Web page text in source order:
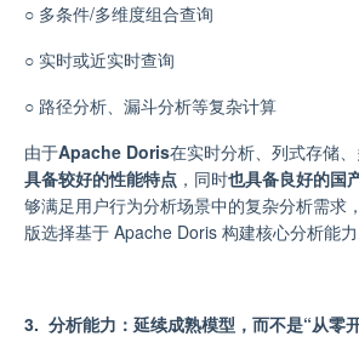
○ 多条件/多维度组合查询
○ 实时或近实时查询
○ 路径分析、漏斗分析等复杂计算
由于Apache Doris在实时分析、列式存储
具备较好的性能特点 ， 同时也具备良好的国
够满足用户行为分析场景中的复杂分析需求 ，
版选择基于 Apache Doris 构建核心分析能力
3. 分析能力：延续成熟模型，而不是“从零